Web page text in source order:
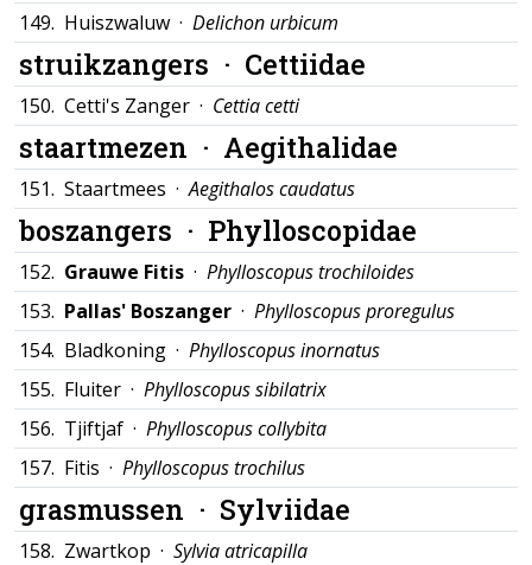
149. Huiszwaluw · Delichon urbicum
struikzangers · Cettiidae
150. Cetti's Zanger · Cettia cetti
staartmezen · Aegithalidae
151. Staartmees ·Aegithalos caudatus
boszangers · Phylloscopidae
152. Grauwe Fitis · Phylloscopus trochiloides
153. Pallas' Boszanger · Phylloscopus proregulus
154. Bladkoning · Phylloscopus inornatus
155. Fluiter · Phylloscopus sibilatrix
156. Tjiftjaf · Phylloscopus collybita
157. Fitis · Phylloscopus trochilus
grasmussen · Sylviidae
158. Zwartkop · Sylvia atricapilla